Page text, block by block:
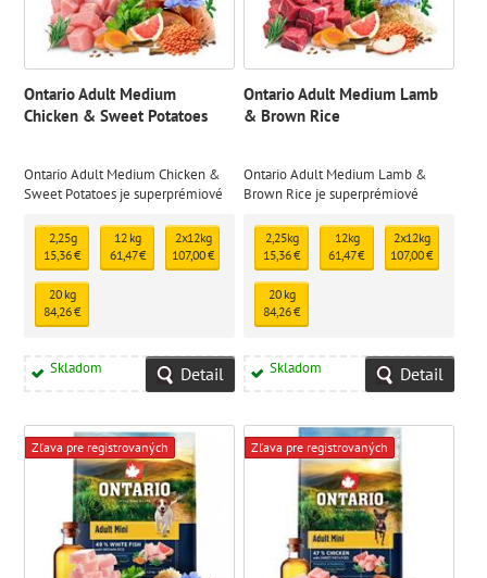
Ontario Adult Medium
Chicken & Sweet Potatoes
Ontario Adult Medium Chicken &
Sweet Potatoes je superprémiové
dospělé psy středních plemen od 1
roku věku
2,25g
15,36 €
12 kg
61,47 €
2x12kg
107,00 €
20 kg
84,26 €
Skladom Detail
Ontario Adult Medium Lamb
& Brown Rice
Ontario Adult Medium Lamb &
Brown Rice je superprémiové
dospělé psy středních plemen od 1
roku věku.
2,25kg
15,36 €
12kg
61,47 €
2x12kg
107,00 €
20 kg
84,26 €
Skladom Detail
Zľava pre registrovaných Zľava pre registrovaných